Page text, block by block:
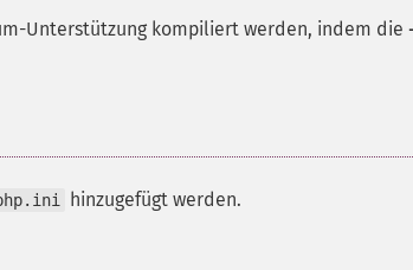
Unterstützung kompiliert werden, indem die
hinzugefügt werden.